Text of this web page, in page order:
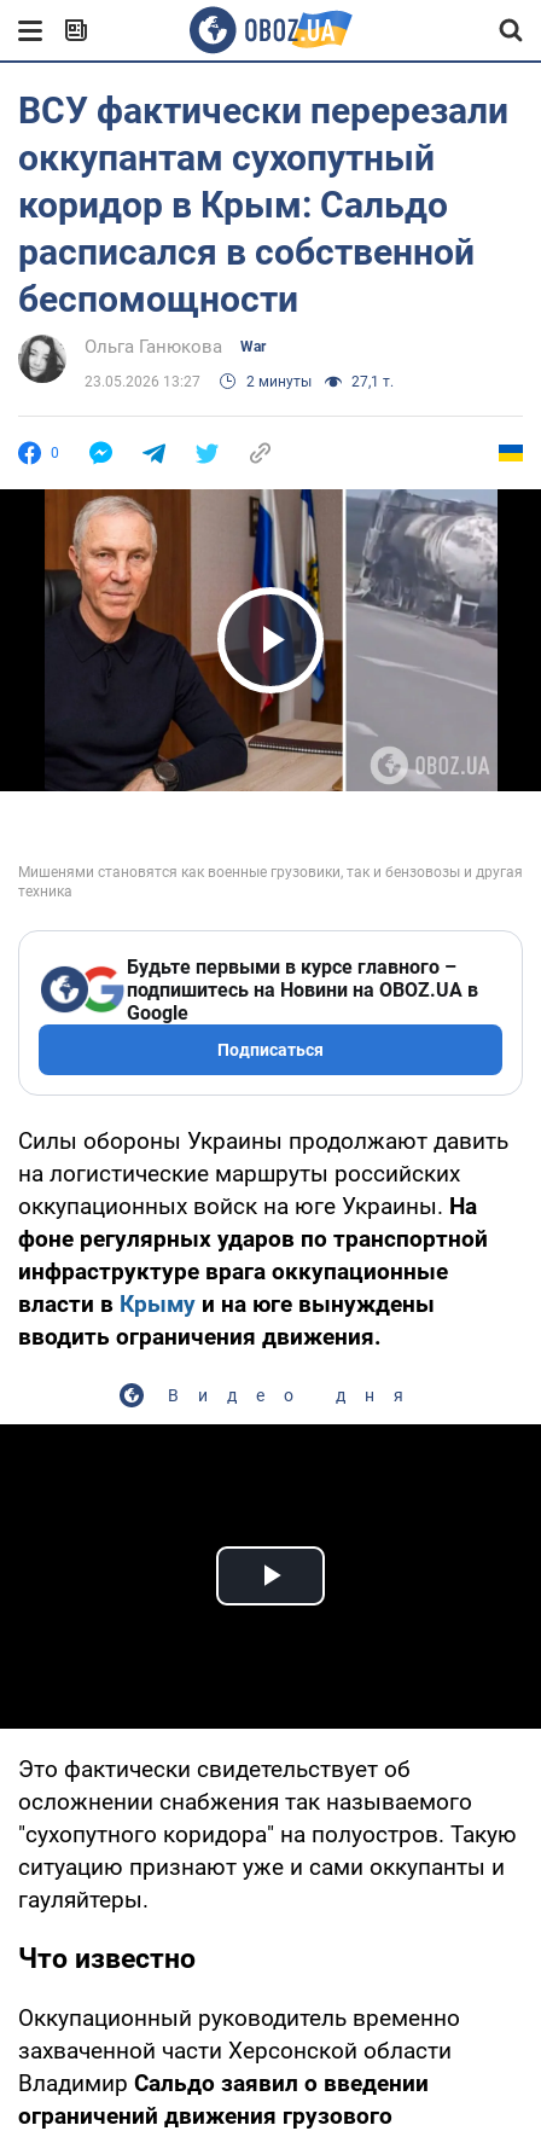
ВСУ фактически перерезали
оккупантам сухопутный
коридор в Крым: Сальдо
расписался в собственной
беспомощности
Ольга Ганюкова War
23.05.2026 13:27 2 минуты 27,1 т.
0
Play Video
Будьте первыми в курсе главного –
подпишитесь на Новини на OBOZ.UA в
Google
Подписаться
Силы обороны Украины продолжают давить
на логистические маршруты российских
оккупационных войск на юге Украины. На
фоне регулярных ударов по транспортной
инфраструктуре врага оккупационные
власти в Крыму и на юге вынуждены
вводить ограничения движения.
Видео дня
Play Video
Это фактически свидетельствует об
осложнении снабжения так называемого
"сухопутного коридора" на полуостров. Такую
ситуацию признают уже и сами оккупанты и
гауляйтеры.
Что известно
Оккупационный руководитель временно
захваченной части Херсонской области
Владимир Сальдо заявил о введении
ограничений движения грузового